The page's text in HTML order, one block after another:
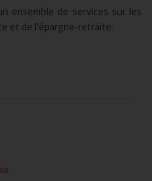
ensemble de services sur les
et de l’épargne-retraite.